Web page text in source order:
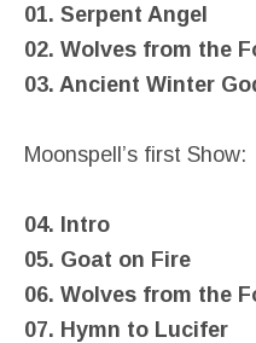
01. Serpent Angel
02. Wolves from the
03. Ancient Winter
Moonspell’s first Show:
04. Intro
05. Goat on Fire
06. Wolves from the
07. Hymn to Lucifer